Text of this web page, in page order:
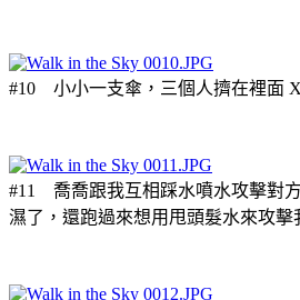
#10 小小一支傘，三個人擠在裡面
#11 喬喬跟我互相踩水噴水攻擊對
濕了，還跑過來想用甩頭髮水來攻擊